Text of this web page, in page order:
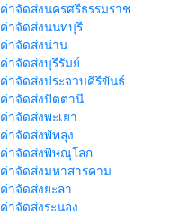
ค่าจัดส่งนครศรีธรรมราช
ค่าจัดส่งนนทบุรี
ค่าจัดส่งน่าน
ค่าจัดส่งบุรีรัมย์
ค่าจัดส่งประจวบคีรีขันธ์
ค่าจัดส่งปัตตานี
ค่าจัดส่งพะเยา
ค่าจัดส่งพัทลุง
ค่าจัดส่งพิษณุโลก
ค่าจัดส่งมหาสารคาม
ค่าจัดส่งยะลา
ค่าจัดส่งระนอง